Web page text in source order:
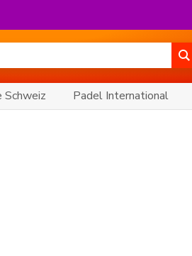
Padel International